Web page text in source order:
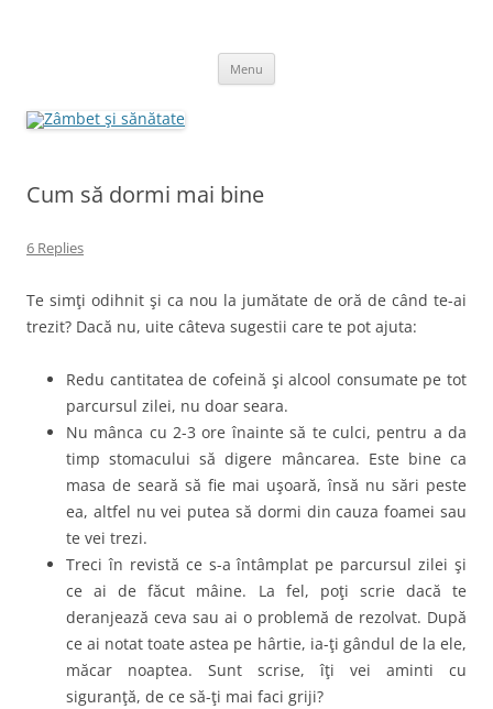
Menu
Cum să dormi mai bine
6 Replies
Te simţi odihnit şi ca nou la jumătate de oră de când te-ai
trezit? Dacă nu, uite câteva sugestii care te pot ajuta:
Redu cantitatea de cofeină şi alcool consumate pe tot
parcursul zilei, nu doar seara.
Nu mânca cu 2-3 ore înainte să te culci, pentru a da
timp stomacului să digere mâncarea. Este bine ca
masa de seară să fie mai uşoară, însă nu sări peste
ea, altfel nu vei putea să dormi din cauza foamei sau
te vei trezi.
Treci în revistă ce s-a întâmplat pe parcursul zilei şi
ce ai de făcut mâine. La fel, poţi scrie dacă te
deranjează ceva sau ai o problemă de rezolvat. După
ce ai notat toate astea pe hârtie, ia-ţi gândul de la ele,
măcar noaptea. Sunt scrise, îţi vei aminti cu
siguranţă, de ce să-ţi mai faci griji?